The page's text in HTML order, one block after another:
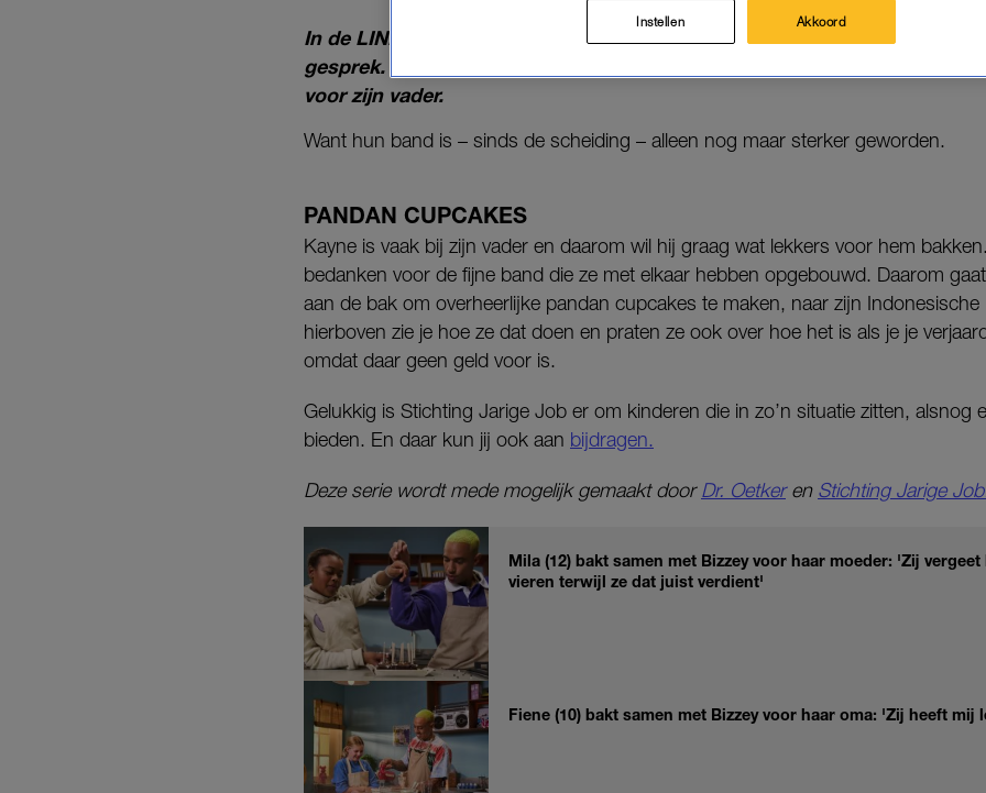
In de LINDA.-serie Bakken met Bizzey gaat rapper Bizzey bakken met
gesprek. Samen bakken ze iets lekkers voor een bijzonder iemand.
voor zijn vader.
Want hun band is – sinds de scheiding – alleen nog maar sterker geworden.
PANDAN CUPCAKES
Kayne is vaak bij zijn vader en daarom wil hij graag wat lekkers voor hem
bedanken voor de fijne band die ze met elkaar hebben opgebouwd. Daarom
aan de bak om overheerlijke pandan cupcakes te maken, naar zijn Indonesische
hierboven zie je hoe ze dat doen en praten ze ook over hoe het is als je je
omdat daar geen geld voor is.
Gelukkig is Stichting Jarige Job er om kinderen die in zo’n situatie zitten, alsnog
bieden. En daar kun jij ook aan bijdragen.
Deze serie wordt mede mogelijk gemaakt doorDr. Oetkeren Stichting Jarige
Mila (12) bakt samen met Bizzey voor haar moeder: 'Zij
vieren terwijl ze dat juist verdient'
Fiene (10) bakt samen met Bizzey voor haar oma: 'Zij heeft mij
Instellen Akkoord